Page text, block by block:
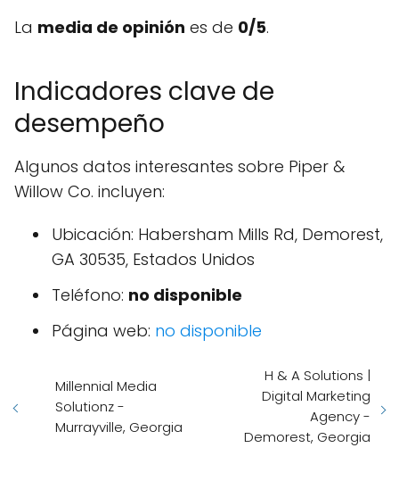
La media de opinión es de 0/5.
Indicadores clave de
desempeño
Algunos datos interesantes sobre Piper &
Willow Co. incluyen:
Ubicación: Habersham Mills Rd, Demorest,
GA 30535, Estados Unidos
Teléfono: no disponible
Página web: no disponible
Millennial Media
Solutionz -
Murrayville, Georgia
H & A Solutions |
Digital Marketing
Agency -
Demorest, Georgia